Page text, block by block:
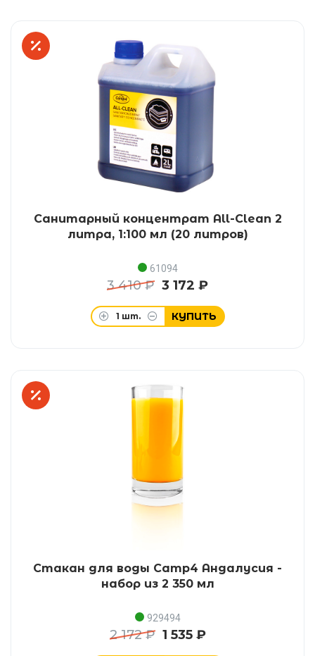
Санитарный концентрат All-Clean 2
литра, 1:100 мл (20 литров)
61094
3 410 ₽ 3 172 ₽
1 шт. КУПИТЬ
Стакан для воды Camp4 Андалусия -
набор из 2 350 мл
929494
2 172 ₽ 1 535 ₽